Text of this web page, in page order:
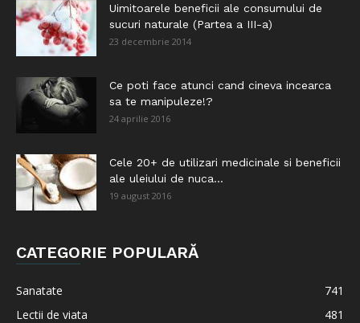
Uimitoarele beneficii ale consumului de
sucuri naturale (Partea a III-a)
23 decembrie 2014
Ce poti face atunci cand cineva incearca
sa te manipuleze!?
24 aprilie 2016
Cele 20+ de utilizari medicinale si beneficii
ale uleiului de nuca...
19 august 2016
CATEGORIE POPULARĂ
Sanatate
741
Lectii de viata
481